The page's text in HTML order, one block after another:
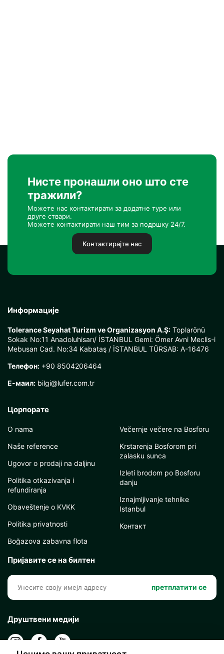
Нисте пронашли оно што сте
тражили?
Можете нас контактирати за додатне туре или
друге ствари.
Можете контактирати наш тим за подршку 24/7.
Контактирајте нас
Информације
Tolerance Seyahat Turizm ve Organizasyon A.Ş: Toplarönü
Sokak No:11 Anadoluhisarı/ İSTANBUL Gemi: Ömer Avni Meclis-i
Mebusan Cad. No:34 Kabataş / İSTANBUL TÜRSAB: A-16476
Телефон: +90 8504206464
Е-маил: bilgi@lufer.com.tr
Цорпорате
O nama
Naše reference
Ugovor o prodaji na daljinu
Politika otkazivanja i
refundiranja
Obaveštenje o KVKK
Politika privatnosti
Boğazova zabavna flota
Večernje večere na Bosforu
Krstarenja Bosforom pri
zalasku sunca
Izleti brodom po Bosforu
danju
Iznajmljivanje tehnike
Istanbul
Контакт
Пријавите се на билтен
претплатити се
Друштвени медији